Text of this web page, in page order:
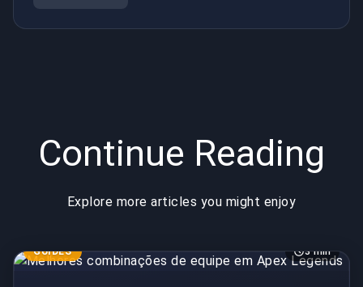
Continue Reading
Explore more articles you might enjoy
GUIDES 3 min